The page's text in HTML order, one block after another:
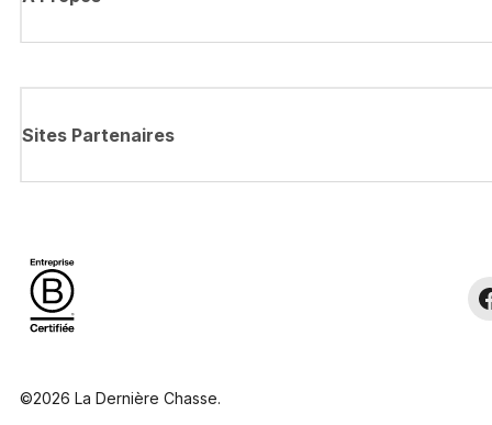
Sites Partenaires
©2026 La Dernière Chasse.